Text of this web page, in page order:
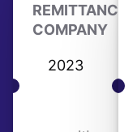
REMITTANCE
COMPANY
2023